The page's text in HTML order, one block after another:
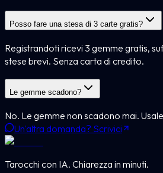
Posso fare una stesa di 3 carte gratis?
Registrandoti ricevi 3 gemme gratis,
stese brevi. Senza carta di credito.
Le gemme scadono?
No. Le gemme non scadono mai.
Un'altra domanda? Scrivici
Tarocchi con IA. Chiarezza in minuti.